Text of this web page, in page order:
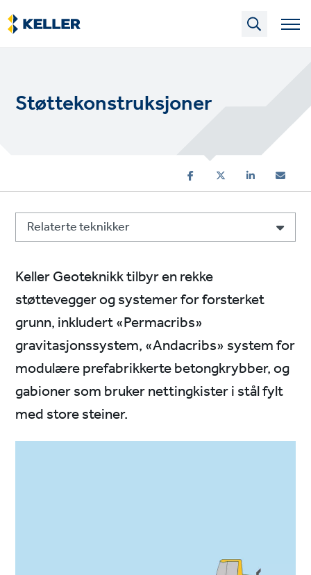
Skip
to
main
Støttekonstruksjoner
Relaterte teknikker
Keller Geoteknikk tilbyr en rekke
støttevegger og systemer for forsterket
grunn, inkludert «Permacribs»
gravitasjonssystem, «Andacribs» system for
modulære prefabrikkerte betongkrybber, og
gabioner som bruker nettingkister i stål fylt
med store steiner.